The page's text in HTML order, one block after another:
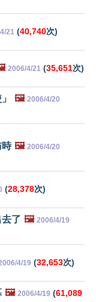
21 (40,740次)
2006/4/21 (35,651次)
🖼️ 2006/4/20
時 🖼️ 2006/4/20
(28,378次)
了 🖼️ 2006/4/19
4/19 (32,653次)
🖼️ 2006/4/19 (61,089